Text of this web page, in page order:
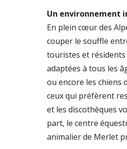
Un environnement
En plein cœur des
couper le souffle
touristes et
adaptées à tous les
ou encore les chiens
ceux qui préfèrent
et les discothèques
part, le centre
animalier de Merlet